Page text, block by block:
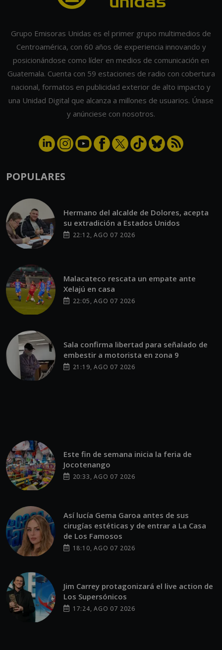
Grupo Emisoras Unidas es el primer grupo multimedios de
Centroamérica, con 60 años de experiencia innovando y
posicionándose como líder en medios de comunicación en
Guatemala. Cuenta con 59 estaciones de radio con cobertura
nacional, formatos en publicidad exterior de alto impacto y
una Unidad Digital que alcanza a millones de usuarios. Únase
y anúnciese con nosotros.
POPULARES
Hermano del alcalde de Dolores, acepta
su extradición a Estados Unidos
22:12, AGO 07 2026
Malacateco rescata un empate ante
Xelajú en casa
22:05, AGO 07 2026
Sala confirma libertad para señalado de
embestir a motorista en zona 9
21:19, AGO 07 2026
Este fin de semana inicia la feria de
Jocotenango
20:33, AGO 07 2026
Así lucía Gema Garoa antes de sus
cirugías estéticas y de entrar a La Casa
de Los Famosos
18:10, AGO 07 2026
Jim Carrey protagonizará el live action de
Los Supersónicos
17:24, AGO 07 2026